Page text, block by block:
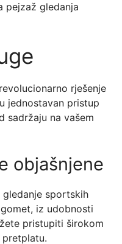
pejzaž gledanja
rješenje
jednostavan pristup
sadržaju na vašem
objašnjene
gledanje sportskih
iz udobnosti
pristupiti širokom
pretplatu.